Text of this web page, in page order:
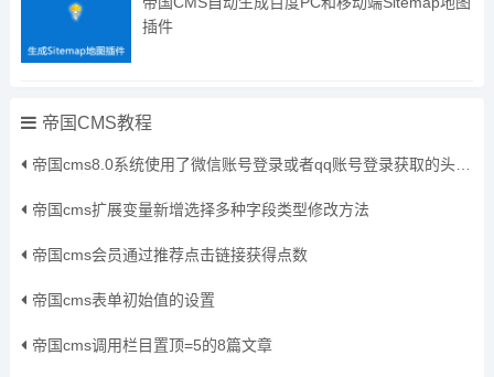
插件
帝国CMS教程
帝国cms8.0系统使用了微信账号登录或者qq账号登录获取的头像保存到本地方法
帝国cms扩展变量新增选择多种字段类型修改方法
帝国cms会员通过推荐点击链接获得点数
帝国cms表单初始值的设置
帝国cms调用栏目置顶=5的8篇文章